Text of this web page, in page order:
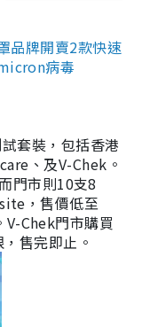
品牌開賣2款快速
病毒
套裝，包括香港
、及V-Chek。
門市則10支8
，售價低至
Chek門市購買
售完即止。